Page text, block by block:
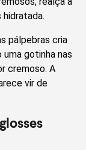
pálpebras cria
gotinha nas
cremoso. A
vir de